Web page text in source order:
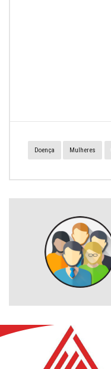
Doença Mulheres